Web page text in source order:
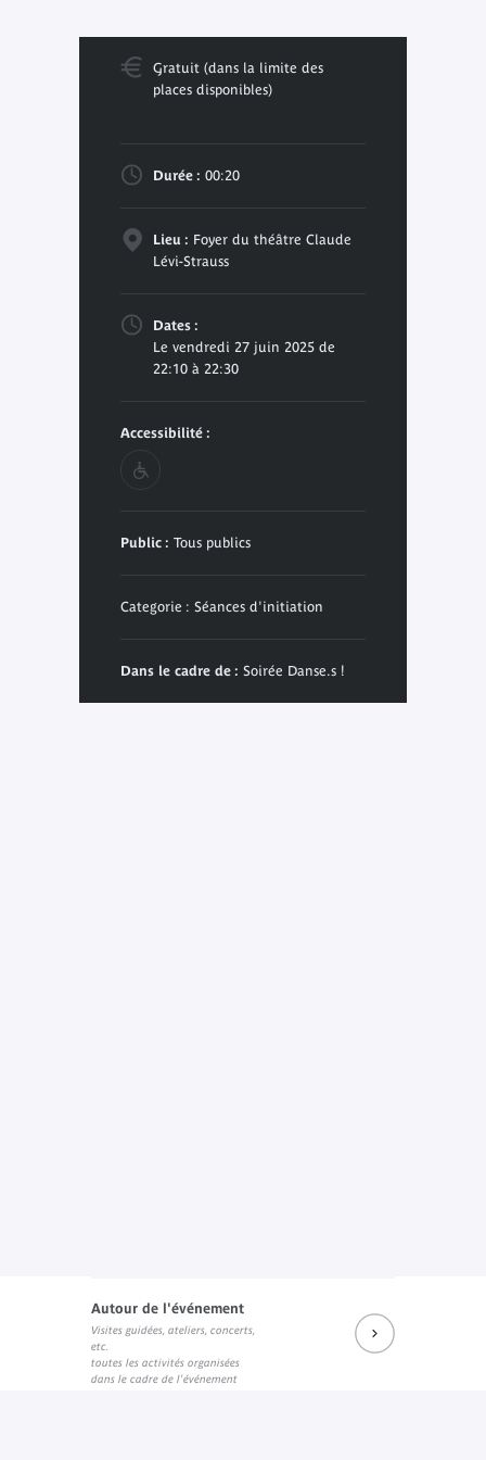
Gratuit (dans la limite des
places disponibles)
Durée : 00:20
Lieu : Foyer du théâtre Claude
Lévi-Strauss
Dates :
Le vendredi 27 juin 2025 de
22:10 à 22:30
Accessibilité :
Public : Tous publics
Categorie : Séances d'initiation
Dans le cadre de : Soirée Danse.s !
Autour de l'événement
Visites guidées, ateliers, concerts,
etc.
toutes les activités organisées
dans le cadre de l'événement